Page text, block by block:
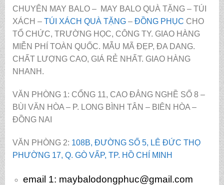
CHUYÊN MAY BALO – MAY BALO QUÀ TẶNG – TÚI
XÁCH – TÚI XÁCH QUÀ TẶNG– ĐỒNG PHỤC CHO
TỔ CHỨC, TRƯỜNG HỌC, CÔNG TY. GIAO HÀNG
MIỄN PHÍ TOÀN QUỐC. MẪU MÃ ĐẸP, ĐA DANG.
CHẤT LƯỢNG CAO, GIÁ RẺ NHẤT. GIAO HÀNG
NHANH.
VĂN PHÒNG 1: CỔNG 11, CAO ĐẲNG NGHỀ SỐ 8 –
BÙI VĂN HÒA – P. LONG BÌNH TÂN – BIÊN HÒA –
ĐỒNG NAI
VĂN PHÒNG 2: 108B, ĐƯỜNG SỐ 5, LÊ ĐỨC THỌ
PHƯỜNG 17, Q. GÒ VẤP, TP. HỒ CHÍ MINH
email 1: maybalodongphuc@gmail.com